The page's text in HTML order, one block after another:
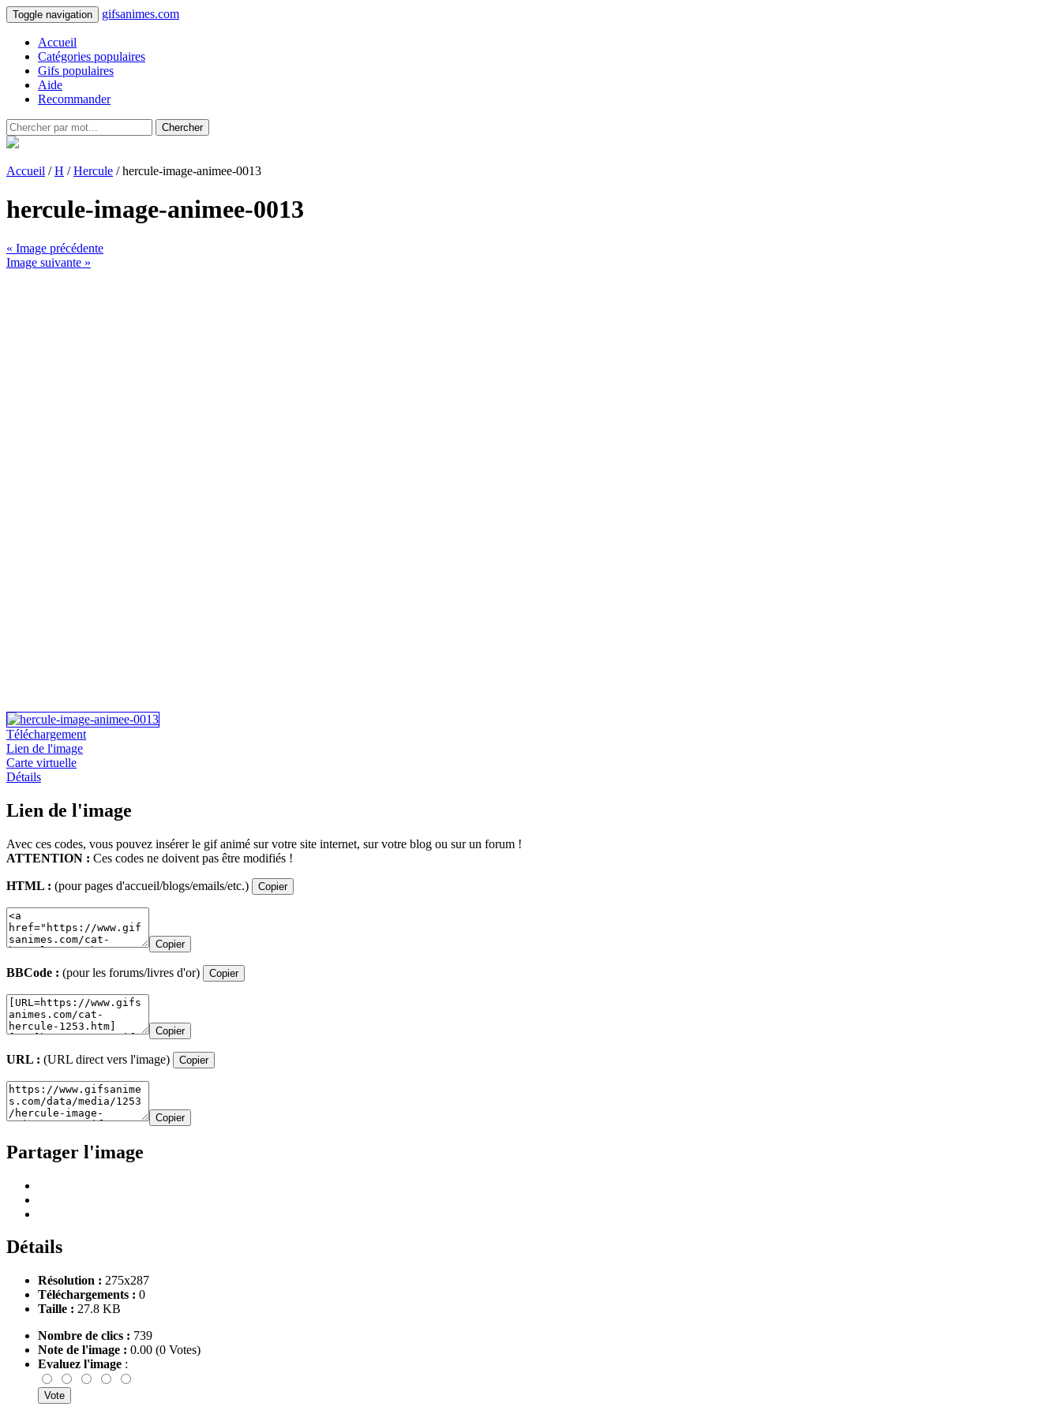
Toggle navigation gifsanimes.com
Accueil
Catégories populaires
Gifs populaires
Aide
Recommander
Chercher
Accueil /H /Hercule / hercule-image-animee-0013
hercule-image-animee-0013
« Image précédente
Image suivante »
Téléchargement
Lien de l'image
Carte virtuelle
Détails
Lien de l'image
Avec ces codes, vous pouvez insérer le gif animé sur votre site internet, sur votre blog ou sur un forum !
ATTENTION : Ces codes ne doivent pas être modifiés !
HTML : (pour pages d'accueil/blogs/emails/etc.) Copier
Copier
BBCode : (pour les forums/livres d'or) Copier
Copier
URL : (URL direct vers l'image) Copier
Copier
Partager l'image
Détails
Résolution : 275x287
Téléchargements : 0
Taille : 27.8 KB
Nombre de clics : 739
Note de l'image : 0.00 (0 Votes)
Evaluez l'image :